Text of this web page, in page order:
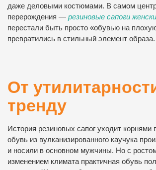
даже деловыми костюмами. В самом
перерождения — резиновые сапоги
перестали быть просто «обувью на
превратились в стильный элемент образа.
От
тренду
История резиновых сапог уходит корнями
обувь из вулканизированного каучука
и носили в основном мужчины. Но с
изменением климата практичная обувь